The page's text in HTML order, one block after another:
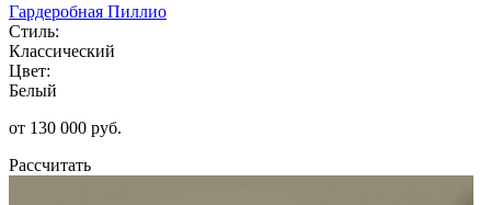
Гардеробная Пиллио
Стиль:
Классический
Цвет:
Белый
от 130 000 руб.
Рассчитать